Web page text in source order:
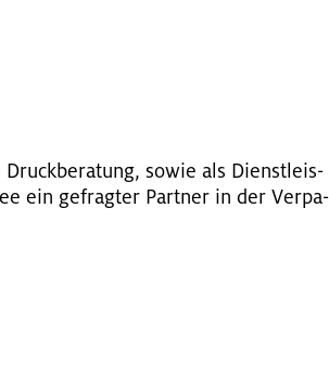
sowie als Dienst­leis­
ein ge­frag­ter Part­ner in der Ver­pa­